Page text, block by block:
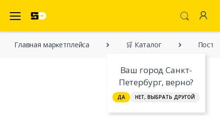
Ваш город Санкт-
Петербург, верно?
ДА НЕТ, ВЫБРАТЬ ДРУГОЙ
Главная марĸетплейса 🛒 Каталог